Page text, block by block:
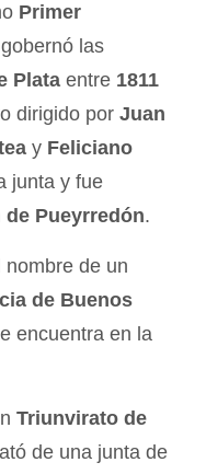
Primer
las
Plata entre 1811
dirigido por Juan
y Feliciano
junta y fue
Pueyrredón.
nombre de un
de Buenos
encuentra en la
Triunvirato de
de una junta de